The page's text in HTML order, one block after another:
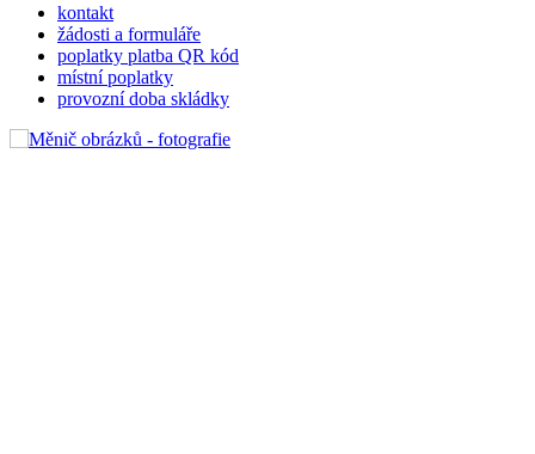
kontakt
žádosti a formuláře
poplatky platba QR kód
místní poplatky
provozní doba skládky